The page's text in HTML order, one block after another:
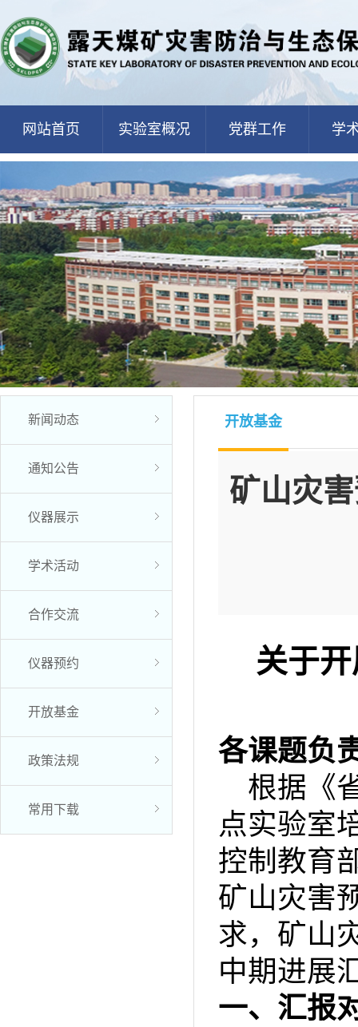
网站首页 实验室概况 党群工作 学
新闻动态
通知公告
仪器展示
学术活动
合作交流
仪器预约
开放基金
政策法规
常用下载
开放基金
矿山灾
关于
各课题负
根据《
点实验室
控制教育
矿山灾害
求，矿山
中期进展
一、汇报